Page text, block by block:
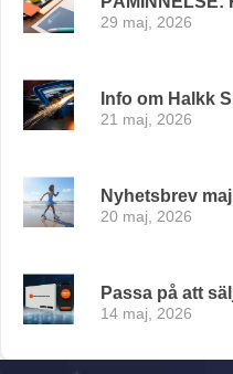
29 maj, 2026
Info om Halkk
21 maj, 2026
Nyhetsbrev
20 maj, 2026
Passa på att
14 maj, 2026